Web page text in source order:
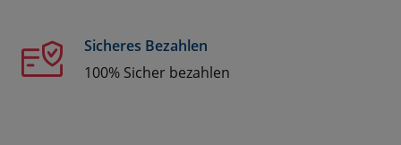
Sicheres Bezahlen
100% Sicher bezahlen